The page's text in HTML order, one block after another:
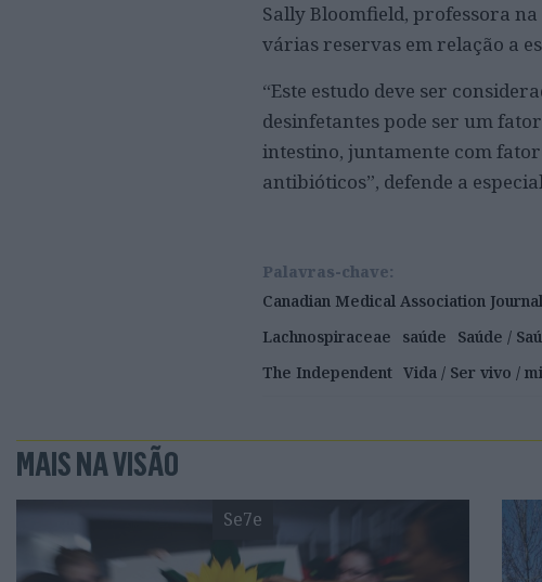
Sally Bloomfield, professora
várias reservas em relação a
“Este estudo deve ser
desinfetantes pode ser um
intestino, juntamente com
antibióticos”, defende a
Palavras-chave:
Canadian Medical Association Journal
Lachnospiraceae
saúde Saúde /
The Independent Vida / Ser vivo /
MAIS NA VISÃO
Se7e